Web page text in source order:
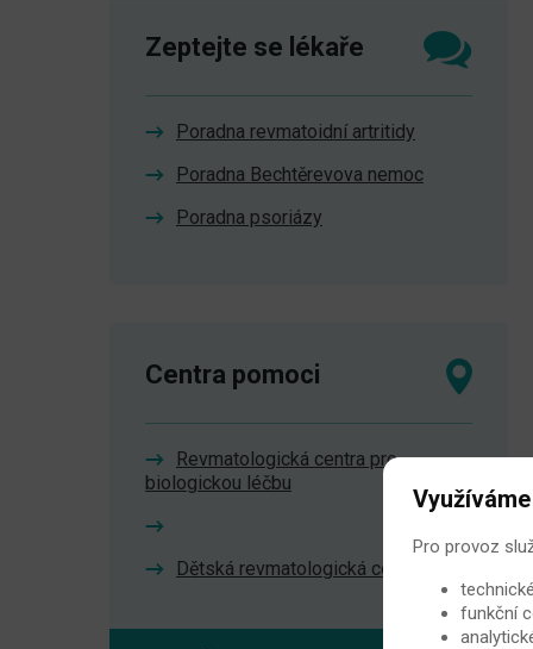
Zeptejte se lékaře
Poradna revmatoidní artritidy
Poradna Bechtěrevova nemoc
Poradna psoriázy
Centra pomoci
Revmatologická centra pro
biologickou léčbu
Dětská revmatologická centra
Pro provoz
funkční